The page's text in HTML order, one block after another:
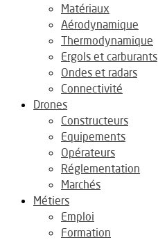
Matériaux
Aérodynamique
Thermodynamique
Ergols et carburants
Ondes et radars
Connectivité
Drones
Constructeurs
Equipements
Opérateurs
Réglementation
Marchés
Métiers
Emploi
Formation